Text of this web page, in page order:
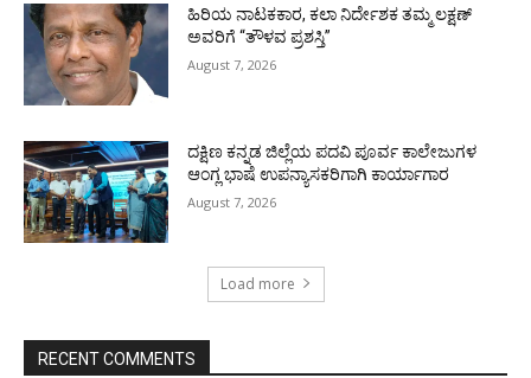
ಹಿರಿಯ ನಾಟಕಕಾರ, ಕಲಾ ನಿರ್ದೇಶಕ ತಮ್ಮ ಲಕ್ಷಣ್
ಅವರಿಗೆ “ತೌಳವ ಪ್ರಶಸ್ತಿ”
August 7, 2026
ದಕ್ಷಿಣ ಕನ್ನಡ ಜಿಲ್ಲೆಯ ಪದವಿ ಪೂರ್ವ ಕಾಲೇಜುಗಳ
ಆಂಗ್ಲ ಭಾಷೆ ಉಪನ್ಯಾಸಕರಿಗಾಗಿ ಕಾರ್ಯಾಗಾರ
August 7, 2026
Load more
RECENT COMMENTS